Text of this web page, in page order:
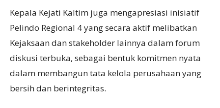
Kepala Kejati Kaltim juga mengapresiasi inisiatif
Pelindo Regional 4 yang secara aktif melibatkan
Kejaksaan dan stakeholder lainnya dalam forum
diskusi terbuka, sebagai bentuk komitmen nyata
dalam membangun tata kelola perusahaan yang
bersih dan berintegritas.